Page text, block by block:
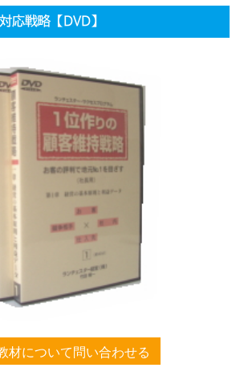
応戦略【DVD】
材について問い合わせる